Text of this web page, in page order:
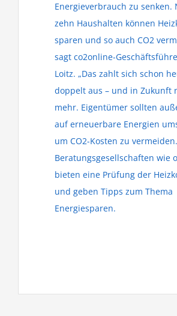
Energieverbrauch zu senken.
zehn Haushalten können
sparen und so auch CO2
sagt co2online-
Loitz. „Das zahlt sich schon
doppelt aus – und in Zukunft
mehr. Eigentümer sollten
auf erneuerbare Energien
um CO2-Kosten zu
Beratungsgesellschaften wie
bieten eine Prüfung der
und geben Tipps zum Thema
Energiesparen.